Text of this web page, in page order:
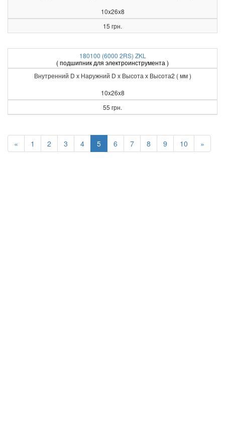
10x26x8
15 грн.
180100 (6000 2RS) ZKL
( подшипник для электроинструмента )
Внутренний D x Наружний D x Высота х Высота2 ( мм )
10x26x8
55 грн.
« 1 2 3 4 5 6 7 8 9 10 »